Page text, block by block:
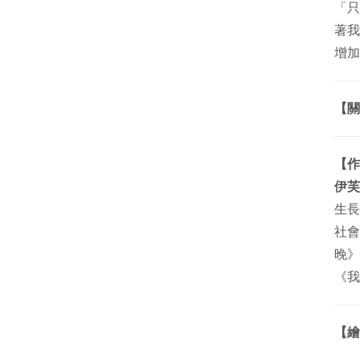
「
著
增
【
【
伊
生
社
晚
《
【